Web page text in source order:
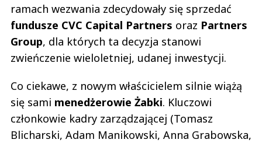
ramach wezwania zdecydowały się sprzedać
fundusze CVC Capital Partners oraz Partners
Group, dla których ta decyzja stanowi
zwieńczenie wieloletniej, udanej inwestycji.
Co ciekawe, z nowym właścicielem silnie wiążą
się sami menedżerowie Żabki. Kluczowi
członkowie kadry zarządzającej (Tomasz
Blicharski, Adam Manikowski, Anna Grabowska,